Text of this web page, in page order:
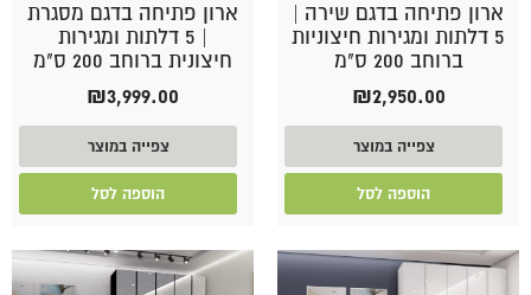
ארון פתיחה בדגם שירה |
5 דלתות ומגירות חיצוניות
ברוחב 200 ס"מ
₪2,950.00
צפייה במוצר
הוספה לסל
ארון פתיחה בדגם מסגרת
| 5 דלתות ומגירות
חיצונית ברוחב 200 ס"מ
₪3,999.00
צפייה במוצר
הוספה לסל